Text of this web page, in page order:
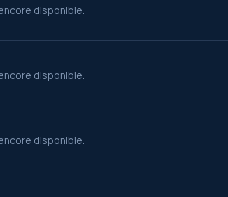
disponible.
disponible.
disponible.